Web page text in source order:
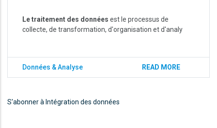
Le traitement des données est le processus de
collecte, de transformation, d'organisation et d'analy
Données & Analyse READ MORE
S'abonner à Intégration des données